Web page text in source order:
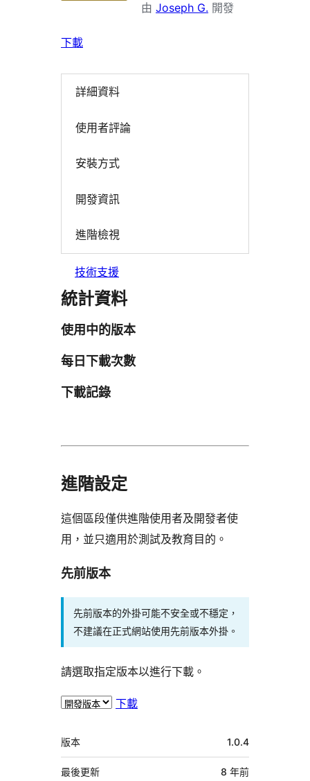
由 Joseph G. 開發
下載
詳細資料
使用者評論
安裝方式
開發資訊
進階檢視
技術支援
統計資料
使用中的版本
每日下載次數
下載記錄
進階設定
這個區段僅供進階使用者及開發者使
用，並只適用於測試及教育目的。
先前版本
先前版本的外掛可能不安全或不穩定，
不建議在正式網站使用先前版本外掛。
請選取指定版本以進行下載。
下載
中
繼
資
版本 1.0.4
最後更新 8 年前